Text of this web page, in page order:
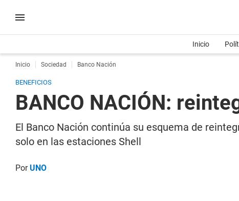
Inicio
Inicio Sociedad Banco Nación
BENEFICIOS
BANCO NACIÓN:
El Banco Nación continúa su esquema de
solo en las estaciones Shell
PorUNO